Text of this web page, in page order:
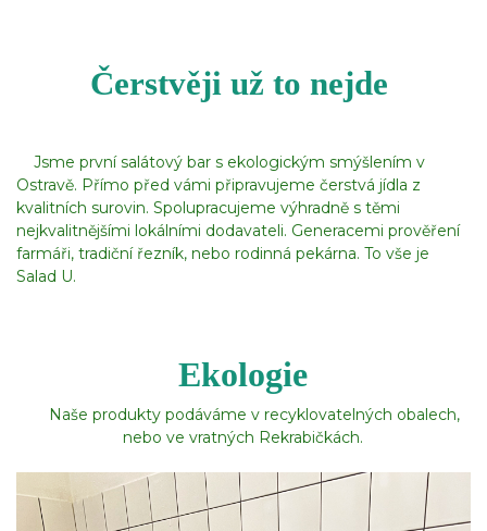
Čerstvěji už to nejde
Jsme první salátový bar s ekologickým smýšlením v
Ostravě. Přímo před vámi připravujeme čerstvá jídla z
kvalitních surovin. Spolupracujeme výhradně s těmi
nejkvalitnějšími lokálními dodavateli. Generacemi prověření
farmáři, tradiční řezník, nebo rodinná pekárna. To vše je
Salad U.
Ekologie
Naše produkty podáváme v recyklovatelných obalech,
nebo ve vratných Rekrabičkách.